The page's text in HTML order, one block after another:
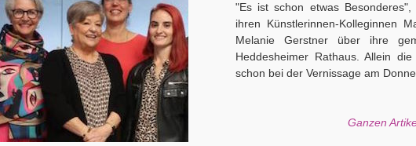
"Es ist schon etwas
ihren Künstlerinnen-Kolleginnen
Melanie Gerstner über ihre
Heddesheimer Rathaus. Allein
schon bei der Vernissage am
Ganzen